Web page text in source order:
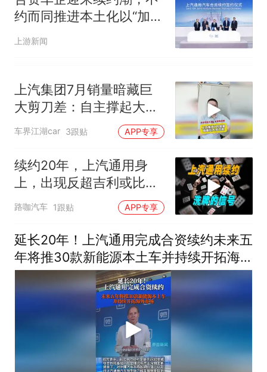
约而同推进本土化以“加
注”中国市场
上游新闻
上汽集团7月销量暗藏巨
大剪刀差：自主撑起大
盘，合资拖后腿
车界江湖car 3跟贴 APP专享
续约20年，上汽通用身
上，出现反超吉利或比亚
迪的机会？
路咖汽车 1跟贴 APP专享
延长20年！上汽通用完成合资续约未来五
年将推30款新能源本土车并持续开拓海
外市场